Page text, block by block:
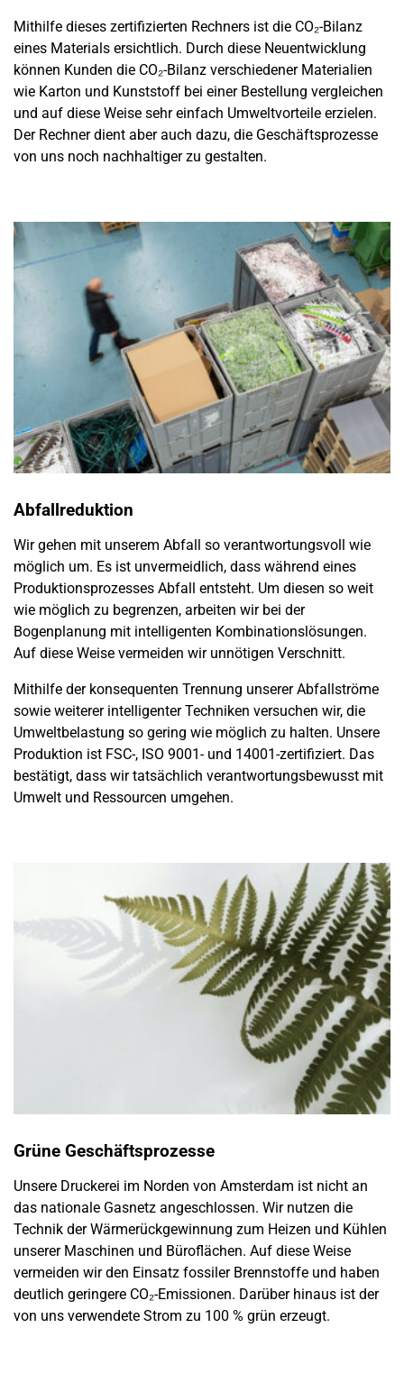
Mithilfe dieses zertifizierten Rechners ist die CO₂-Bilanz
eines Materials ersichtlich. Durch diese Neuentwicklung
können Kunden die CO₂-Bilanz verschiedener Materialien
wie Karton und Kunststoff bei einer Bestellung vergleichen
und auf diese Weise sehr einfach Umweltvorteile erzielen.
Der Rechner dient aber auch dazu, die Geschäftsprozesse
von uns noch nachhaltiger zu gestalten.
Abfallreduktion
Wir gehen mit unserem Abfall so verantwortungsvoll wie
möglich um. Es ist unvermeidlich, dass während eines
Produktionsprozesses Abfall entsteht. Um diesen so weit
wie möglich zu begrenzen, arbeiten wir bei der
Bogenplanung mit intelligenten Kombinationslösungen.
Auf diese Weise vermeiden wir unnötigen Verschnitt.
Mithilfe der konsequenten Trennung unserer Abfallströme
sowie weiterer intelligenter Techniken versuchen wir, die
Umweltbelastung so gering wie möglich zu halten. Unsere
Produktion ist FSC-, ISO 9001- und 14001-zertifiziert. Das
bestätigt, dass wir tatsächlich verantwortungsbewusst mit
Umwelt und Ressourcen umgehen.
Grüne Geschäftsprozesse
Unsere Druckerei im Norden von Amsterdam ist nicht an
das nationale Gasnetz angeschlossen. Wir nutzen die
Technik der Wärmerückgewinnung zum Heizen und Kühlen
unserer Maschinen und Büroflächen. Auf diese Weise
vermeiden wir den Einsatz fossiler Brennstoffe und haben
deutlich geringere CO₂-Emissionen. Darüber hinaus ist der
von uns verwendete Strom zu 100 % grün erzeugt.